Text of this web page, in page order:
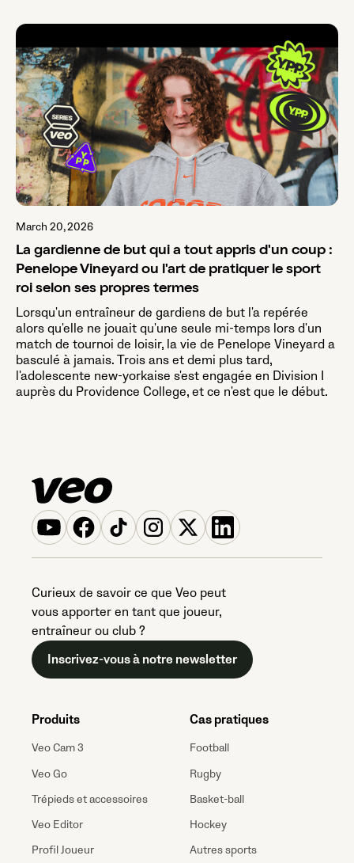
March 20, 2026
La gardienne de but qui a tout appris d'un coup :
Penelope Vineyard ou l'art de pratiquer le sport
roi selon ses propres termes
Lorsqu'un entraîneur de gardiens de but l'a repérée
alors qu'elle ne jouait qu'une seule mi-temps lors d'un
match de tournoi de loisir, la vie de Penelope Vineyard a
basculé à jamais. Trois ans et demi plus tard,
l'adolescente new-yorkaise s'est engagée en Division I
auprès du Providence College, et ce n'est que le début.
Curieux de savoir ce que Veo peut
vous apporter en tant que joueur,
entraîneur ou club ?
Inscrivez-vous à notre newsletter
Produits
Veo Cam 3
Veo Go
Trépieds et accessoires
Veo Editor
Profil Joueur
Cas pratiques
Football
Rugby
Basket-ball
Hockey
Autres sports